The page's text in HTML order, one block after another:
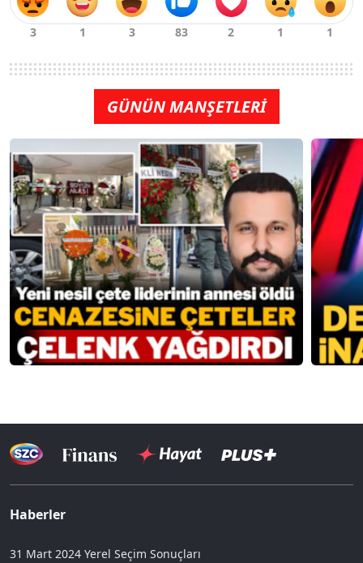
GÜNÜN MANŞETLERİ
Haberler
31 Mart 2024 Yerel Seçim Sonuçları